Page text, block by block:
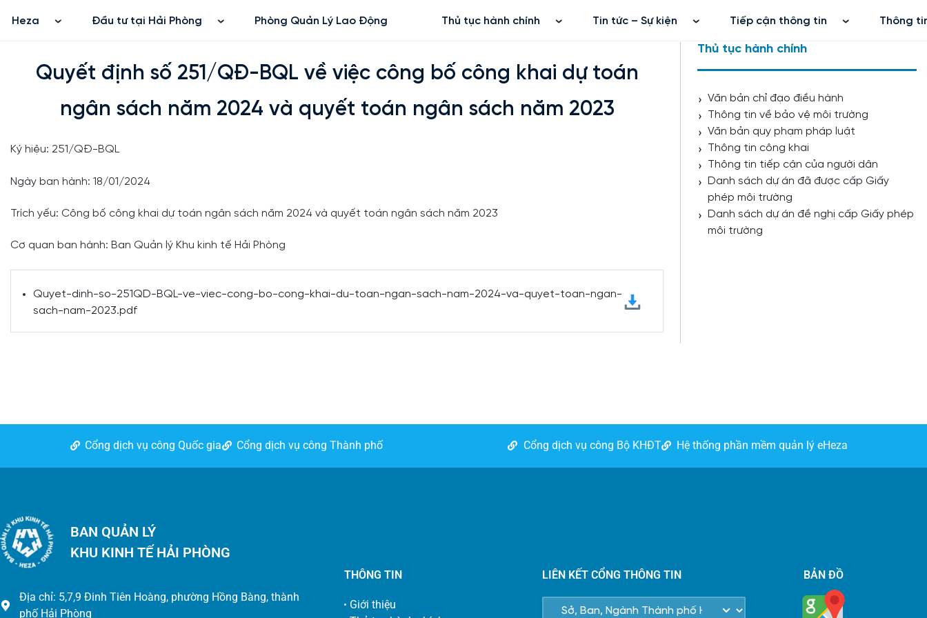
Heza Đầu tư tại Hải Phòng Phòng Quản Lý Lao Động Thủ tục hành chính Tin tức – Sự kiện Tiếp cận thông tin Thông
Trang Chủ Quyết định số 251/QĐ-BQL về việc công bố công khai dự toán ngân sách năm 2024 và quyết toán ngân sách năm 2023
Quyết định số 251/QĐ-BQL về việc công bố công khai dự toán
ngân sách năm 2024 và quyết toán ngân sách năm 2023
Ký hiệu: 251/QĐ-BQL
Ngày ban hành: 18/01/2024
Trích yếu: Công bố công khai dự toán ngân sách năm 2024 và quyết toán ngân sách năm 2023
Cơ quan ban hành: Ban Quản lý Khu kinh tế Hải Phòng
Quyet-dinh-so-251QD-BQL-ve-viec-cong-bo-cong-khai-du-toan-ngan-sach-nam-2024-va-quyet-toan-ngan-
sach-nam-2023.pdf
Thủ tục hành chính
Văn bản chỉ đạo điều hành
Thông tin về bảo vệ môi trường
Văn bản quy phạm pháp luật
Thông tin công khai
Thông tin tiếp cận của người dân
Danh sách dự án đã được cấp Giấy
phép môi trường
Danh sách dự án đề nghị cấp Giấy phép
môi trường
Cổng dịch vụ công Quốc gia Cổng dịch vụ công Thành phố Cổng dịch vụ công Bộ KHĐT Hệ thống phần mềm quản lý eHeza
BAN QUẢN LÝ
KHU KINH TẾ HẢI PHÒNG
Địa chỉ: 5,7,9 Đinh Tiên Hoàng, phường Hồng Bàng, thành
phố Hải Phòng
THÔNG TIN
Giới thiệu
LIÊN KẾT CỔNG THÔNG TIN BẢN ĐỒ